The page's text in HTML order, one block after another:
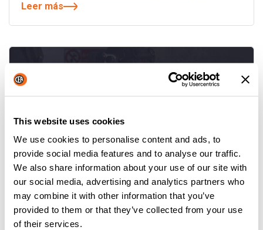
This website uses cookies
We use cookies to personalise content and ads, to
provide social media features and to analyse our traffic.
We also share information about your use of our site with
our social media, advertising and analytics partners who
may combine it with other information that you’ve
provided to them or that they’ve collected from your use
of their services.
Leer más
YARD MOBILE: UN PASO ADELANTE EN
LA SOLDADURA EN ASTILLEROS